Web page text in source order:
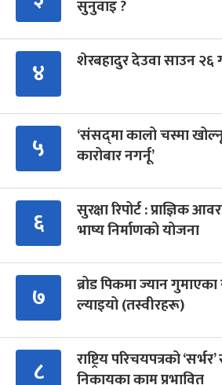
सुनुवाइ ?
४ शेरबहादुर देउवा साउन
५
‘संसद्‍मा कालो चस्मा
कारोबार नगर्नू’
६
सुरक्षा रिपोर्ट : प्राज्ञिक
भाष्य निर्माणको योजना
७
ब्रोड पिकमा ज्यान
ल्याइयो (तस्वीरहरू)
८
राष्ट्रिय परिचयपत्रको
निकायका काम प्रभावित